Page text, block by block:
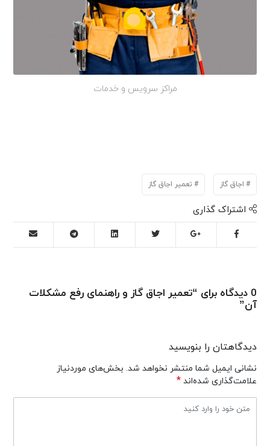
مراکز سرویس و خدمات
اجاق گاز تعمیر اجاق گاز
اشتراک گذاری
0 دیدگاه برای “تعمیر اجاق گاز و راهنمای رفع مشکلات
آن”
دیدگاهتان را بنویسید
نشانی ایمیل شما منتشر نخواهد شد. بخش‌های موردنیاز
علامت‌گذاری شده‌اند *